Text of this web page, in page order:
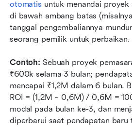
otomatis untuk menandai proyek
di bawah ambang batas
tanggal pengembaliannya
seorang pemilik untuk perbaikan.
Contoh: Sebuah proyek
₹600k selama 3 bulan;
mencapai ₹1,2M dalam 6 bulan.
ROI = (1,2M − 0,6M) / 0,6M =
modal pada bulan ke-3, dan
diperbarui saat pendapatan baru